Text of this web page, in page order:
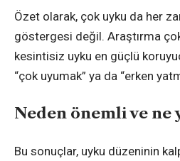
Özet olarak, çok uyku da her
göstergesi değil. Araştırma
kesintisiz uyku en güçlü
“çok uyumak” ya da “erken
Neden önemli ve ne
Bu sonuçlar, uyku düzeninin